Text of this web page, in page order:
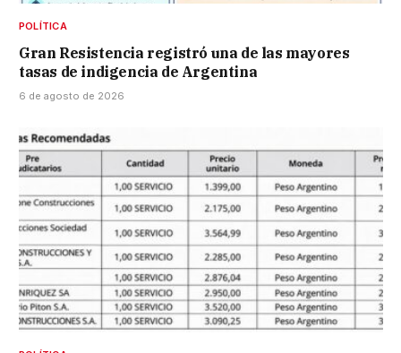
POLÍTICA
Gran Resistencia registró una de las mayores
tasas de indigencia de Argentina
6 de agosto de 2026